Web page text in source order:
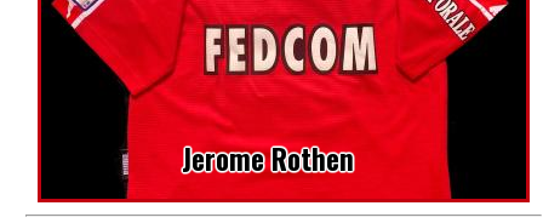
Jerome Rothen